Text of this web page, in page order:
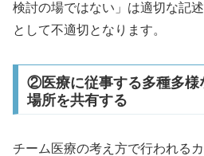
検討の場ではない」は適切な記
として不適切となります。
②医療に従事する多種多様
場所を共有する
チーム医療の考え方で行われる